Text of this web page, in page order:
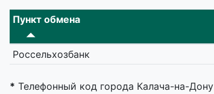
Пункт обмена
Россельхозбанк
* Телефонный код города Калача-на-Дону